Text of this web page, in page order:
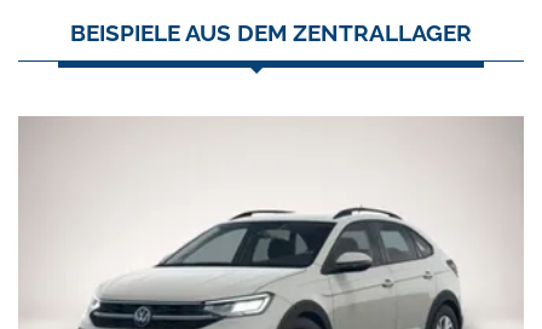
BEISPIELE AUS DEM ZENTRALLAGER